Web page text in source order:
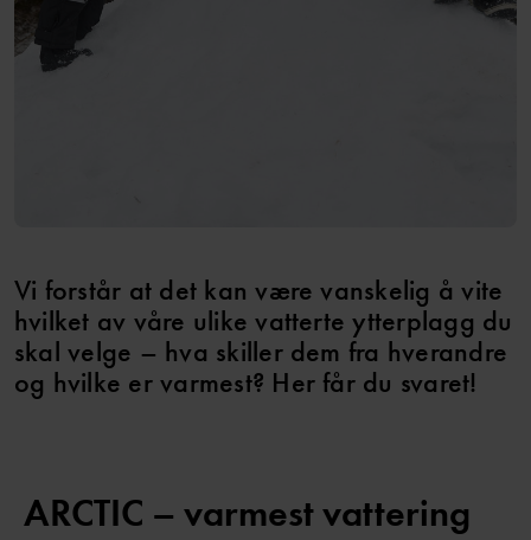
Vi forstår at det kan være vanskelig å vite
hvilket av våre ulike vatterte ytterplagg du
skal velge – hva skiller dem fra hverandre
og hvilke er varmest? Her får du svaret!
ARCTIC – varmest vattering